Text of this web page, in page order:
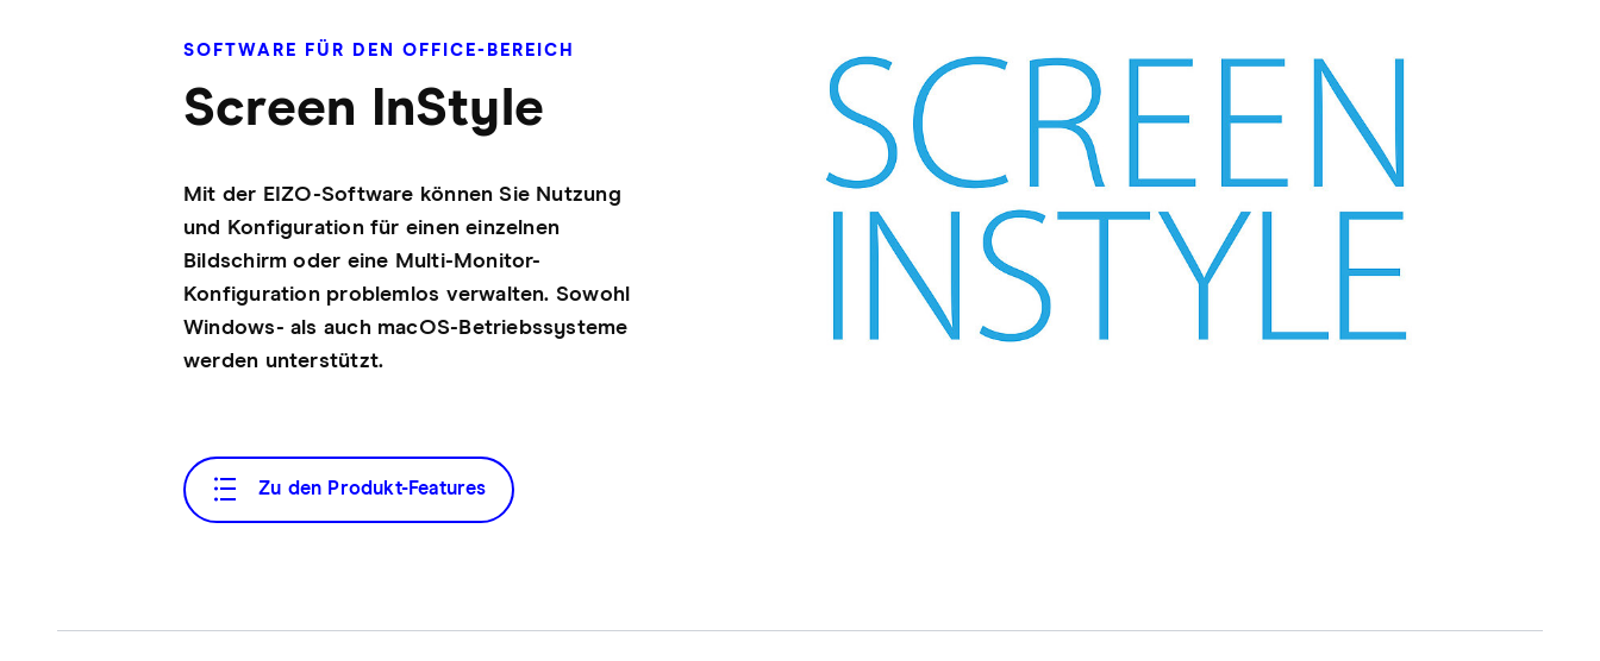
SOFTWARE FÜR DEN OFFICE-BEREICH
Screen InStyle
Mit der EIZO-Software können Sie Nutzung
und Konfiguration für einen einzelnen
Bildschirm oder eine Multi-Monitor-
Konfiguration problemlos verwalten. Sowohl
Windows- als auch macOS-Betriebssysteme
werden unterstützt.
Zu den Produkt-Features